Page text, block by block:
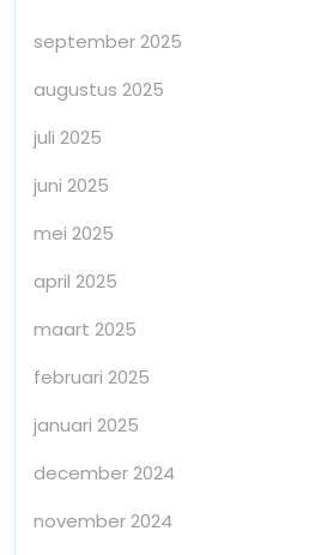
september 2025
augustus 2025
juli 2025
juni 2025
mei 2025
april 2025
maart 2025
februari 2025
januari 2025
december 2024
november 2024